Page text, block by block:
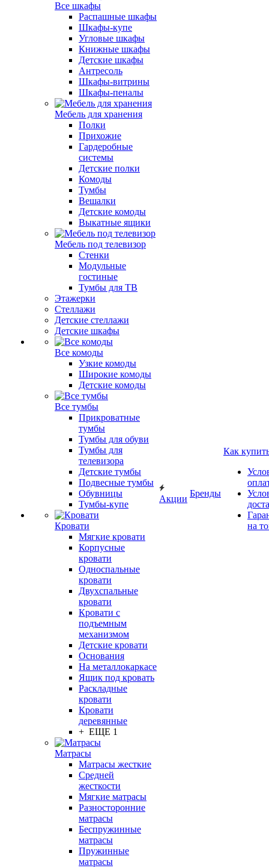
Все шкафы
Распашные шкафы
Шкафы-купе
Угловые шкафы
Книжные шкафы
Детские шкафы
Антресоль
Шкафы-витрины
Шкафы-пеналы
Мебель для хранения
Полки
Прихожие
Гардеробные
системы
Детские полки
Комоды
Тумбы
Вешалки
Детские комоды
Выкатные ящики
Мебель под телевизор
Стенки
Модульные
гостиные
Тумбы для ТВ
Этажерки
Стеллажи
Детские стеллажи
Детские шкафы
Все комоды
Узкие комоды
Широкие комоды
Детские комоды
Все тумбы
Прикроватные
тумбы
Тумбы для обуви
Тумбы для
телевизора
Детские тумбы
Подвесные тумбы
Обувницы
Тумбы-купе
Кровати
Мягкие кровати
Корпусные
кровати
Односпальные
кровати
Двухспальные
кровати
Кровати с
подъемным
механизмом
Детские кровати
Основания
На металлокаркасе
Ящик под кровать
Раскладные
кровати
Кровати
деревянные
+ ЕЩЕ 1
Матрасы
Матрасы жесткие
Средней
жесткости
Мягкие матрасы
Разносторонние
матрасы
Беспружинные
матрасы
Пружинные
матрасы
Акции
Бренды
Как
на